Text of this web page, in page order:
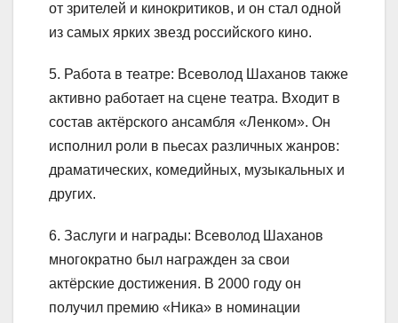
от зрителей и кинокритиков, и он стал одной
из самых ярких звезд российского кино.
5. Работа в театре: Всеволод Шаханов также
активно работает на сцене театра. Входит в
состав актёрского ансамбля «Ленком». Он
исполнил роли в пьесах различных жанров:
драматических, комедийных, музыкальных и
других.
6. Заслуги и награды: Всеволод Шаханов
многократно был награжден за свои
актёрские достижения. В 2000 году он
получил премию «Ника» в номинации